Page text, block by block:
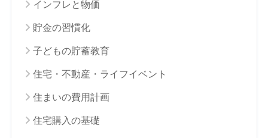
インフレと物価
貯金の習慣化
子どもの貯蓄教育
住宅・不動産・ライフイベント
住まいの費用計画
住宅購入の基礎